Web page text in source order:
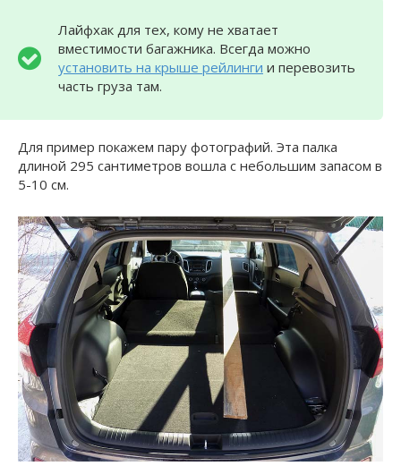
Лайфхак для тех, кому не хватает
вместимости багажника. Всегда можно
установить на крыше рейлинги и перевозить
часть груза там.
Для пример покажем пару фотографий. Эта палка
длиной 295 сантиметров вошла с небольшим запасом в
5-10 см.